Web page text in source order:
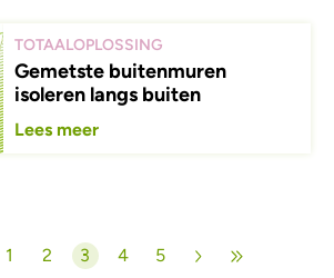
TOTAALOPLOSSING
Gemetste buitenmuren
isoleren langs buiten
Lees meer
Pagina
1 Pagina
2 Huidige pagina
3 Pagina
4 Pagina
5